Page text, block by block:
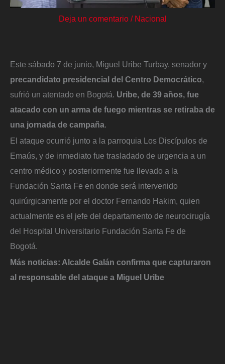
Deja un comentario / Nacional
Este sábado 7 de junio, Miguel Uribe Turbay, senador y
precandidato presidencial del Centro Democrático,
sufrió un atentado en Bogotá. Uribe, de 39 años, fue
atacado con un arma de fuego mientras se retiraba de
una jornada de campaña.
El ataque ocurrió junto a la parroquia Los Discípulos de
Emaús, y de inmediato fue trasladado de urgencia a un
centro médico y posteriormente fue llevado a la
Fundación Santa Fe en donde será intervenido
quirúrgicamente por el doctor Fernando Hakim, quien
actualmente es el jefe del departamento de neurocirugía
del Hospital Universitario Fundación Santa Fe de
Bogotá.
Más noticias: Alcalde Galán confirma que capturaron
al responsable del ataque a Miguel Uribe